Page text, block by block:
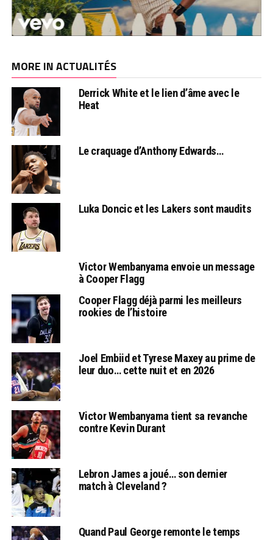
MORE IN ACTUALITÉS
Derrick White et le lien d’âme avec le
Heat
Le craquage d’Anthony Edwards…
Luka Doncic et les Lakers sont maudits
Victor Wembanyama envoie un message
à Cooper Flagg
Cooper Flagg déjà parmi les meilleurs
rookies de l’histoire
Joel Embiid et Tyrese Maxey au prime de
leur duo… cette nuit et en 2026
Victor Wembanyama tient sa revanche
contre Kevin Durant
Lebron James a joué… son dernier
match à Cleveland ?
Quand Paul George remonte le temps